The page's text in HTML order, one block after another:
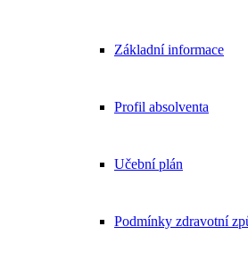
Základní informace
Profil absolventa
Učební plán
Podmínky zdravotní